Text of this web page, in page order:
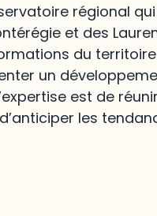
régional qui
et des
du
un
est de
les